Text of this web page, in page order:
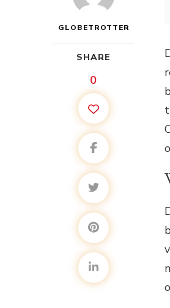
GLOBETROTTER
SHARE
0